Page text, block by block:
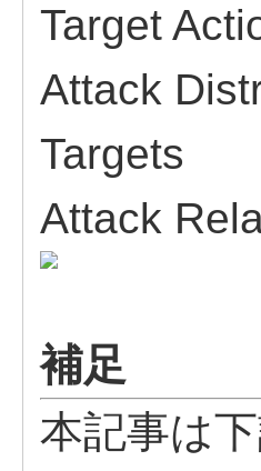
Target
Attack
Targets
Attack
補足
本記事は